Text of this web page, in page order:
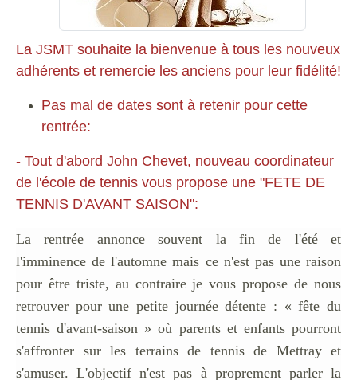
La JSMT souhaite la bienvenue à tous les nouveux
adhérents et remercie les anciens pour leur fidélité!
Pas mal de dates sont à retenir pour cette
rentrée:
- Tout d'abord John Chevet, nouveau coordinateur
de l'école de tennis vous propose une "FETE DE
TENNIS D'AVANT SAISON":
La rentrée annonce souvent la fin de l'été et
l'imminence de l'automne mais ce n'est pas une raison
pour être triste, au contraire je vous propose de nous
retrouver pour une petite journée détente : « fête du
tennis d'avant-saison » où parents et enfants pourront
s'affronter sur les terrains de tennis de Mettray et
s'amuser. L'objectif n'est pas à proprement parler la